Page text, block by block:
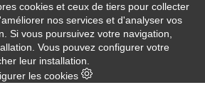
cookies et ceux de tiers pour collecter
nos services et d'analyser vos
Si vous poursuivez votre navigation,
Vous pouvez configurer votre
leur installation.
les cookies